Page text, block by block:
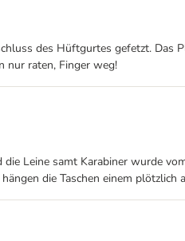
des Hüftgurtes gefetzt. Das
nur raten, Finger weg!
Leine samt Karabiner wurde
die Taschen einem plötzlich